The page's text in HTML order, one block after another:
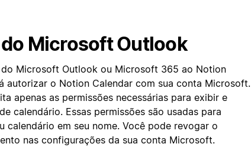
Microsoft Outlook
Microsoft Outlook ou Microsoft 365 ao Notion
autorizar o Notion Calendar com sua conta Microsoft.
apenas as permissões necessárias para exibir e
calendário. Essas permissões são usadas para
calendário em seu nome. Você pode revogar o
nas configurações da sua conta Microsoft.